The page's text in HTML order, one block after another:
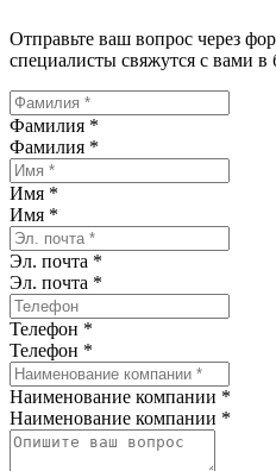
Отправьте ваш вопрос через
специалисты свяжутся с вами
Фамилия *
Фамилия *
Имя *
Имя *
Эл. почта *
Эл. почта *
Телефон *
Телефон *
Наименование компании *
Наименование компании *